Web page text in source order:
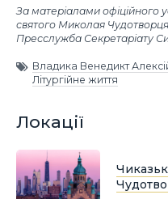
За матеріалами офіційного
святого Миколая
Пресслужба Секретаріату
Владика Венедикт
Літургійне життя
Локації